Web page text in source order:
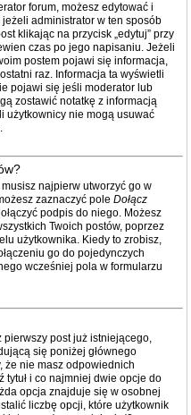
forum, możesz edytować i
administrator w ten sposób
klikając na przycisk „edytuj” przy
czas po jego napisaniu. Jeżeli
postem pojawi się informacja,
raz. Informacja ta wyświetli
pojawi się jeśli moderator lub
zostawić notatkę z informacją
użytkownicy nie mogą usuwać
najpierw utworzyć go w
zaznaczyć pole Dołącz
podpis do niego. Możesz
Twoich postów, poprzez
użytkownika. Kiedy to zrobisz,
go do pojedynczych
wcześniej pola w formularzu
pierwszy post już istniejącego,
się poniżej głównego
że nie masz odpowiednich
tytuł i co najmniej dwie opcje do
opcja znajduje się w osobnej
liczbę opcji, które użytkownik